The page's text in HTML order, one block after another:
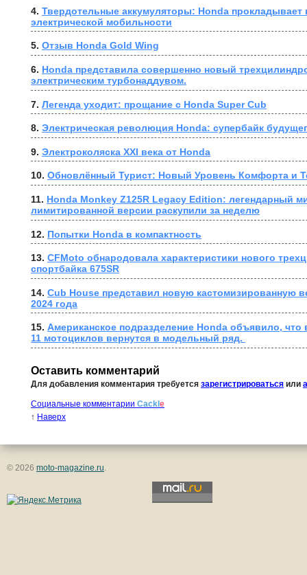
4. Твердотельные аккумуляторы: Honda прокладывает
электрической мобильности
5. Отзыв Honda Gold Wing
6. Honda представила совершенно новый
электрическим турбонаддувом.
7. Легенда уходит: прощание с Honda Super Cub
8. Электрическая революция Honda: супербайк
9. Электроколяска XXI века от Honda
10. Обновлённый Турист: Новый Уровень Комфорта и
11. Honda Monkey Z125R Legacy Edition: легендарный
лимитированной версии раскупили за неделю
12. Попытки Honda в компактность
13. CFMoto обнародовала характеристики нового
спортбайка 675SR
14. Cub House представил новую кастомизированную
2024 года
15. Американское подразделение Honda объявило, что
11 мотоциклов вернутся в модельный ряд.
Оставить комментарий
Для добавления комментария требуется зарегистрироваться или
Социальные комментарии Cackl e
↑ Наверх
© 2026 moto-magazine.ru.